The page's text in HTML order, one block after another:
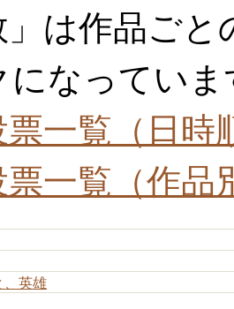
」は作品ご
になっていま
一覧（日時
一覧（作品
、英雄